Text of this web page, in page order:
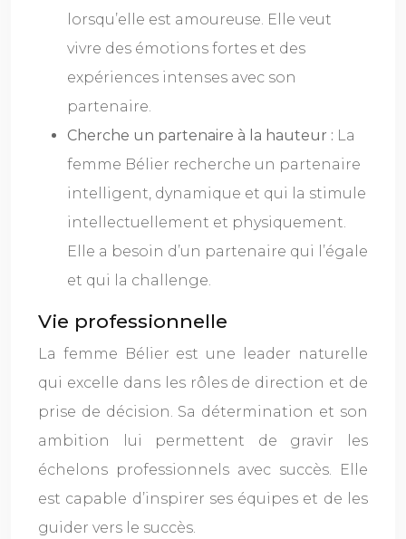
lorsqu’elle est amoureuse. Elle veut
vivre des émotions fortes et des
expériences intenses avec son
partenaire.
Cherche un partenaire à la hauteur : La
femme Bélier recherche un partenaire
intelligent, dynamique et qui la stimule
intellectuellement et physiquement.
Elle a besoin d’un partenaire qui l’égale
et qui la challenge.
Vie professionnelle
La femme Bélier est une leader naturelle
qui excelle dans les rôles de direction et de
prise de décision. Sa détermination et son
ambition lui permettent de gravir les
échelons professionnels avec succès. Elle
est capable d’inspirer ses équipes et de les
guider vers le succès.